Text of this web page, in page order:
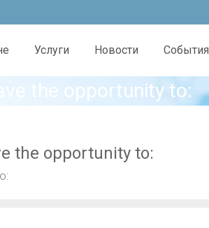
Услуги Новости События
the opportunity to:
the opportunity to: